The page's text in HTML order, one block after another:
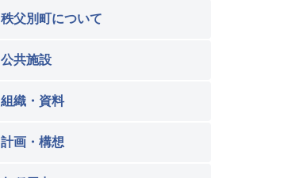
秩父別町について
公共施設
組織・資料
計画・構想